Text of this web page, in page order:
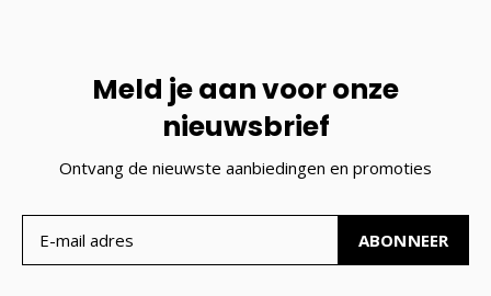
Meld je aan voor onze
nieuwsbrief
Ontvang de nieuwste aanbiedingen en promoties
ABONNEER